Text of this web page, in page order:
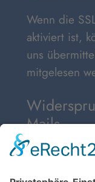
Wenn die
aktiviert ist,
uns
mitgelesen
Mails
Der Nutzung